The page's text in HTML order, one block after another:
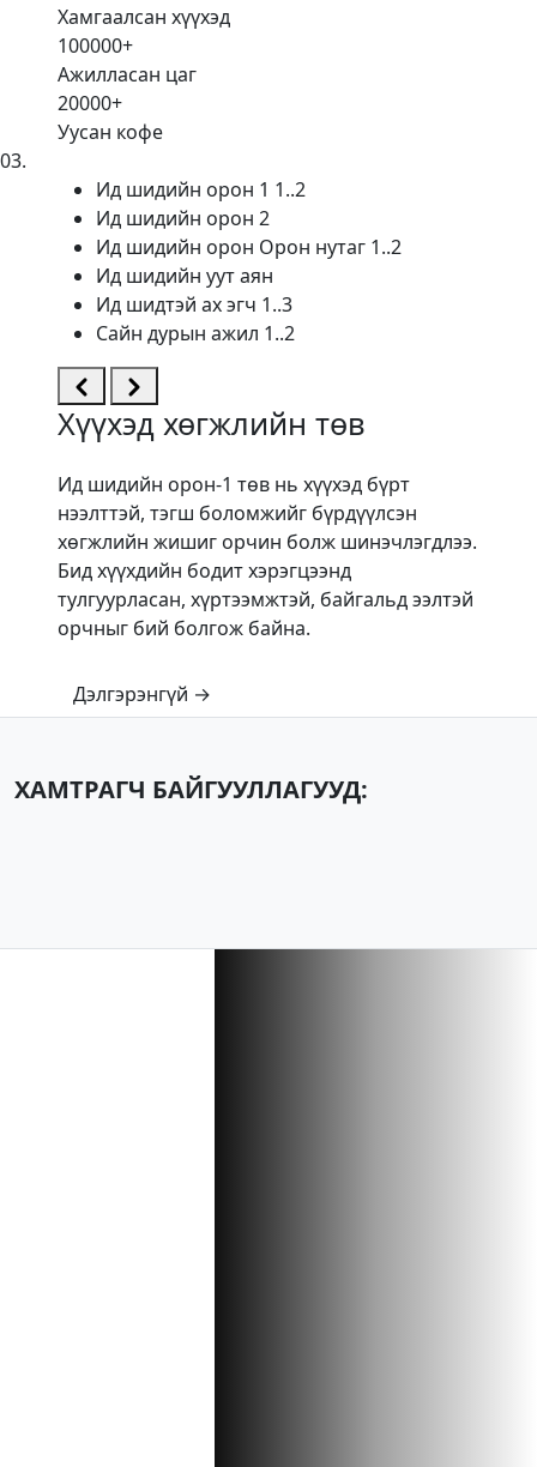
Хамгаалсан хүүхэд
100000+
Ажилласан цаг
20000+
Уусан кофе
03.
Ид шидийн орон 1 1..2
Ид шидийн орон 2
Ид шидийн орон Орон нутаг 1..2
Ид шидийн уут аян
Ид шидтэй ах эгч 1..3
Сайн дурын ажил 1..2
Хүүхэд хөгжлийн төв
Ид шидийн орон-1 төв нь хүүхэд бүрт
нээлттэй, тэгш боломжийг бүрдүүлсэн
хөгжлийн жишиг орчин болж шинэчлэгдлээ.
Бид хүүхдийн бодит хэрэгцээнд
тулгуурласан, хүртээмжтэй, байгальд ээлтэй
орчныг бий болгож байна.
Дэлгэрэнгүй →
ХАМТРАГЧ БАЙГУУЛЛАГУУД: